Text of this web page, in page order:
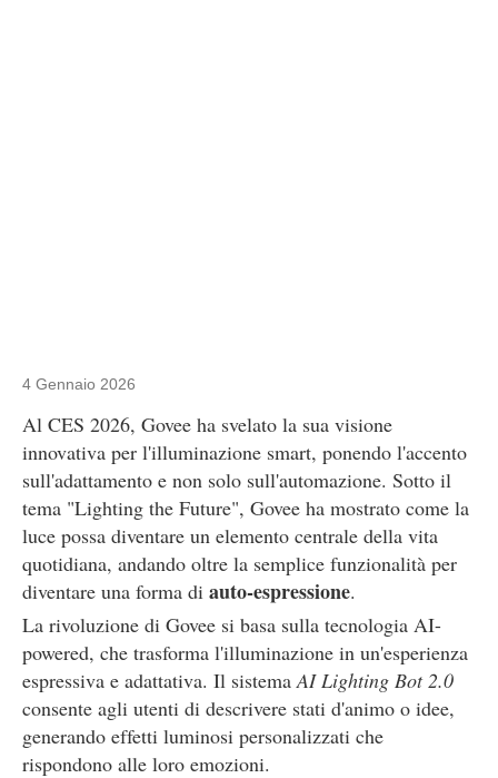
4 Gennaio 2026
Al CES 2026, Govee ha svelato la sua visione
innovativa per l'illuminazione smart, ponendo l'accento
sull'adattamento e non solo sull'automazione. Sotto il
tema "Lighting the Future", Govee ha mostrato come la
luce possa diventare un elemento centrale della vita
quotidiana, andando oltre la semplice funzionalità per
diventare una forma di auto-espressione.
La rivoluzione di Govee si basa sulla tecnologia AI-
powered, che trasforma l'illuminazione in un'esperienza
espressiva e adattativa. Il sistemaAI Lighting Bot 2.0
consente agli utenti di descrivere stati d'animo o idee,
generando effetti luminosi personalizzati che
rispondono alle loro emozioni.